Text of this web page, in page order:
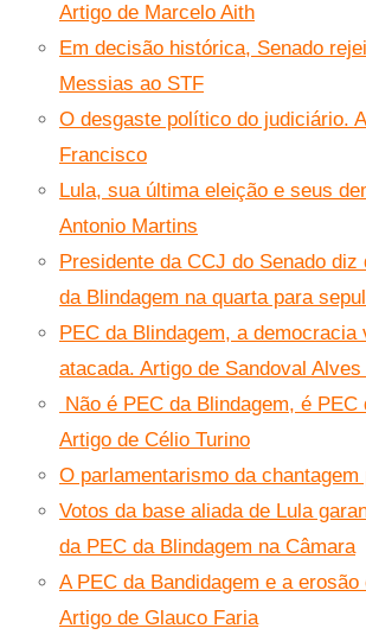
Artigo de Marcelo Aith
Em decisão histórica, Senado
Messias ao STF
O desgaste político do judiciário.
Francisco
Lula, sua última eleição e seus
Antonio Martins
Presidente da CCJ do Senado diz
da Blindagem na quarta para
PEC da Blindagem, a democracia
atacada. Artigo de Sandoval
Não é PEC da Blindagem, é PEC
Artigo de Célio Turino
O parlamentarismo da
Votos da base aliada de Lula
da PEC da Blindagem na Câmara
A PEC da Bandidagem e a
Artigo de Glauco Faria